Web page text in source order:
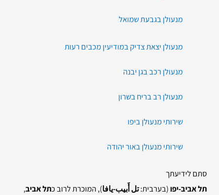
מנעולן בגבעת שמואל
מנעולן יצאת צדיק במודיעין מכבים רעות
מנעולן רכב בגן יבנה
מנעולן רב בריח בשרון
שירותי מנעולן ביפו
שירותי מנעולן באור יהודה
סתם לידיעתך
תל אביב-יפו(בערבית:تل أَبيب-يافا), המוכרת לרוב כתל אביב,